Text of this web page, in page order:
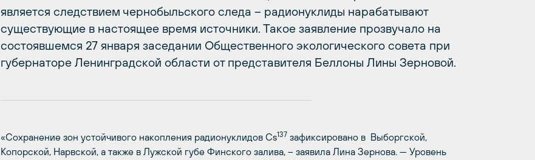
является следствием чернобыльского следа – радионуклиды нарабатывают
существующие в настоящее время источники. Такое заявление прозвучало на
состоявшемся 27 января заседании Общественного экологического совета при
губернаторе Ленинградской области от представителя Беллоны Лины Зерновой.
«Сохранение зон устойчивого накопления радионуклидов Cs137 зафиксировано в Выборгской,
Копорской, Нарвской, а также в Лужской губе Финского залива, – заявила Лина Зернова. — Уровень